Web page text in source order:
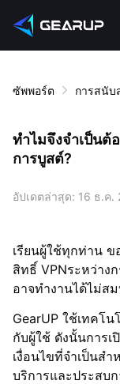
ซัพพอร์ต การสนับ
ทำไมจึงจำเป็นต้
การบูสต์?
อัปเดตล่าสุด: 16 ธ.ค.
เรียนผู้ใช้ทุกท่าน
สิทธิ์ VPNระหว่าง
อาจทำงานได้ไม่ส
GearUP ใช้เทคโ
กับผู้ใช้ ดังนั้นการเ
เงื่อนไขที่จำเป็นสำ
บริการและประสบ